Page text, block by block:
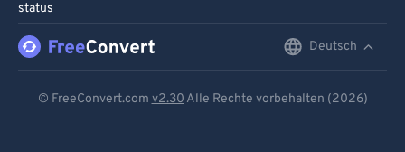
status
Deutsch
© FreeConvert.com v2.30 Alle Rechte vorbehalten (2026)